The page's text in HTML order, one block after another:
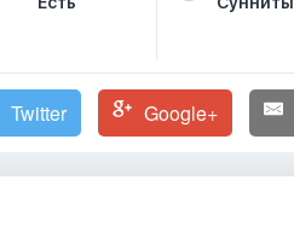
Twitter Google+